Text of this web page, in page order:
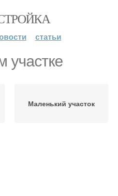
статьи
участке
Маленький участок